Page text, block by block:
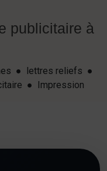
publicitaire à
● lettres reliefs ●
● Impression